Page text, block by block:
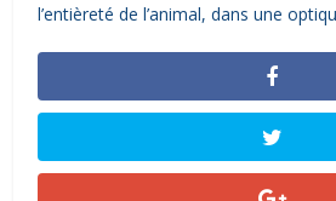
l’entièreté de l’animal, dans une